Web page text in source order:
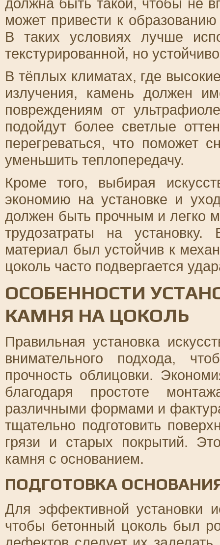
может привести к
В таких условиях лучше
текстурированной, но
В тёплых климатах, где
излучения, камень должен
повреждениям от
подойдут более светлые
перегреваться, что поможет
уменьшить теплопередачу.
Кроме того, выбирая
экономию на установке и
должен быть прочным и легко
трудозатраты на
материал был устойчив к
цоколь часто подвергается
ОСОБЕННОСТИ
КАМНЯ НА ЦОКОЛЬ
Правильная установка
внимательного подхода,
прочность облицовки.
благодаря простоте
различными формами и
тщательно подготовить
грязи и старых покрытий.
камня с основанием.
ПОДГОТОВКА
Для эффективной установки
чтобы бетонный цоколь был